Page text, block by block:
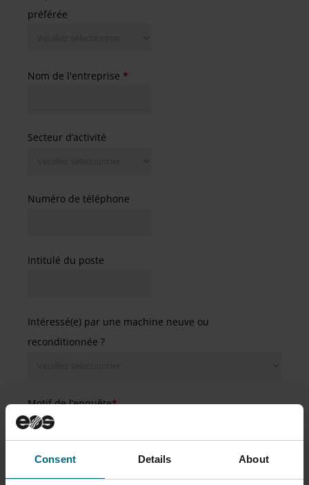
Consent Details About
préférée
Nom de l'entreprise *
Secteur d’activité
Numéro de téléphone
Intitulé du poste
Intéressé(e) par une machine neuve ou
reconditionnée ?
Motif de l’enquête*
Veuillez cocher la case si vous souhaitez que nous